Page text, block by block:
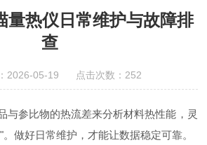
量热仪日常维护与故障排
查
2026-05-19 点击次数：252
参比物的热流差来分析材料热性能，灵
做好日常维护，才能让数据稳定可靠。